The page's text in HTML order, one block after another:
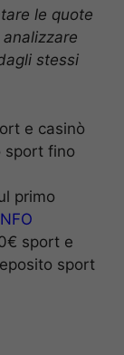
le quote
stessi
e casinò
sport fino
primo
sport e
sport